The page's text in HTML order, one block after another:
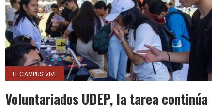
EL CAMPUS VIVE
Voluntariados UDEP, la tarea continúa